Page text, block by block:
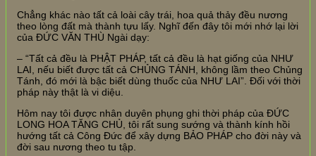
Chẳng khác nào tất cả loài cây trái, hoa quả thảy đều nương
theo lòng đất mà thành tựu lấy. Nghĩ đến đây tôi mới nhớ lại lời
của ĐỨC VĂN THÙ Ngài dạy:
– “Tất cả đều là PHẬT PHÁP, tất cả đều là hạt giống của NHƯ
LAI, nếu biết được tất cả CHỦNG TÁNH, không lầm theo Chủng
Tánh, đó mới là bậc biết dùng thuốc của NHƯ LAI”. Đối với thời
pháp này thật là vi diệu.
Hôm nay tôi được nhân duyên phụng ghi thời pháp của ĐỨC
LONG HOA TĂNG CHỦ, tôi rất sung sướng và thành kính hồi
hướng tất cả Công Đức để xây dựng BẢO PHÁP cho đời này và
đời sau nương theo tu tập.